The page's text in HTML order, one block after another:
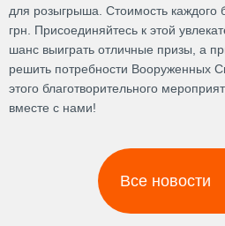
для розыгрыша. Стоимость каждого
грн. Присоединяйтесь к этой
шанс выиграть отличные призы, а
решить потребности Вооруженных
этого благотворительного
вместе с нами!
Все новости